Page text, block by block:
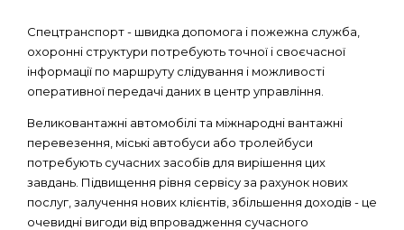
Спецтранспорт - швидка допомога і пожежна служба,
охоронні структури потребують точної і своєчасної
інформації по маршруту слідування і можливості
оперативної передачі даних в центр управління.
Великовантажні автомобілі та міжнародні вантажні
перевезення, міські автобуси або тролейбуси
потребують сучасних засобів для вирішення цих
завдань. Підвищення рівня сервісу за рахунок нових
послуг, залучення нових клієнтів, збільшення доходів - це
очевидні вигоди від впровадження сучасного